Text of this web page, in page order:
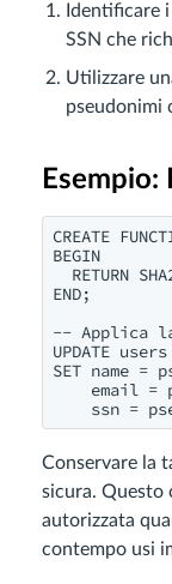
Identificare
SSN che
Utilizzare
pseudonimi
Esempio:
CREATE
BEGIN
RETURN
END;
-- Applica
UPDATE users
SET name =
email =
ssn =
Conservare la
sicura. Questo
autorizzata
contempo usi